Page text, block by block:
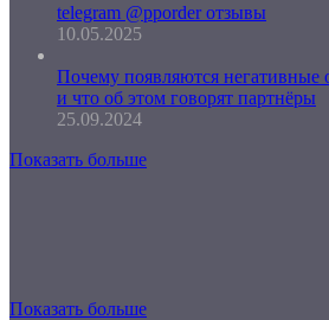
telegram @pporder отзывы
10.05.2025
Почему появляются негативные
и что об этом говорят партнёры
25.09.2024
Показать больше
Показать больше